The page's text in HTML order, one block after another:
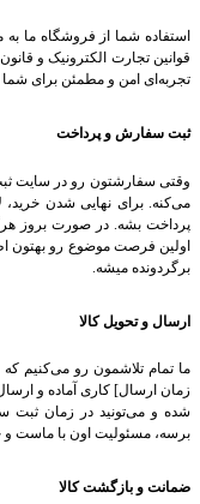
استفاده شما از فروشگاه ما
قوانین تجارت الکترونیک و
تجربه‌ای امن و مطمئن برای شما
ثبت سفارش و پرداخت
وقتی سفارشتون رو در سایت
می‌کنه. برای نهایی شدن
پرداخت بشه. در صورت بروز
اولین فرصت موضوع رو بهتون
برگردونده میشه.
ارسال و تحویل کالا
ما تمام تلاشمون رو می‌کنیم
زمان ارسال] کاری آماده و
شده و می‌تونید در زمان ثبت
برسه، مسئولیت اون با ماست و
ضمانت و بازگشت کالا